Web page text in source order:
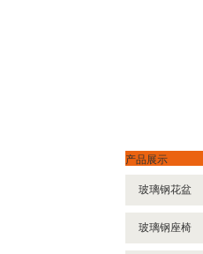
产品展示
玻璃钢花盆
玻璃钢座椅